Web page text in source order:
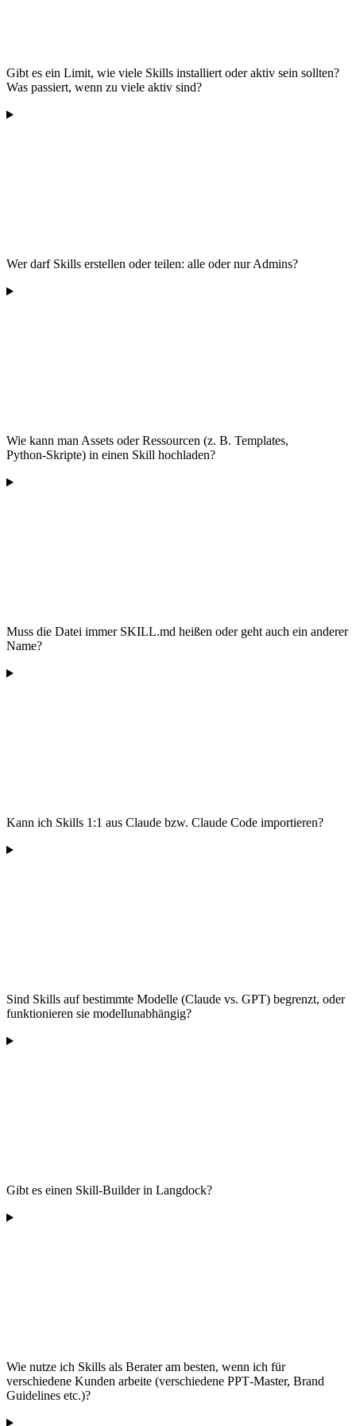
Gibt es ein Limit, wie viele Skills installiert oder aktiv sein sollten?
Was passiert, wenn zu viele aktiv sind?
Wer darf Skills erstellen oder teilen: alle oder nur Admins?
Wie kann man Assets oder Ressourcen (z. B. Templates,
Python‑Skripte) in einen Skill hochladen?
Muss die Datei immer SKILL.md heißen oder geht auch ein anderer
Name?
Kann ich Skills 1:1 aus Claude bzw. Claude Code importieren?
Sind Skills auf bestimmte Modelle (Claude vs. GPT) begrenzt, oder
funktionieren sie modellunabhängig?
Gibt es einen Skill‑Builder in Langdock?
Wie nutze ich Skills als Berater am besten, wenn ich für
verschiedene Kunden arbeite (verschiedene PPT‑Master, Brand
Guidelines etc.)?